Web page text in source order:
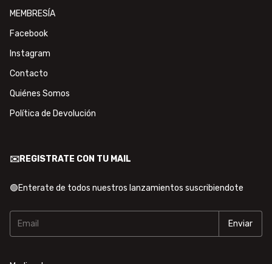
MEMBRESÍA
Facebook
Instagram
Contacto
Quiénes Somos
Política de Devolución
✉️REGISTRATE CON TU MAIL
🟢Enterate de todos nuestros lanzamientos suscribiendote